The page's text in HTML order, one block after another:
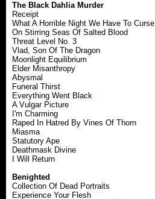
The Black Dahlia Murder
Receipt
What A Horrible Night We Have To Curse
On Stirring Seas Of Salted Blood
Threat Level No. 3
Vlad, Son Of The Dragon
Moonlight Equilibrium
Elder Misanthropy
Abysmal
Funeral Thirst
Everything Went Black
A Vulgar Picture
I'm Charming
Raped In Hatred By Vines Of Thorn
Miasma
Statutory Ape
Deathmask Divine
I Will Return
Benighted
Collection Of Dead Portraits
Experience Your Flesh